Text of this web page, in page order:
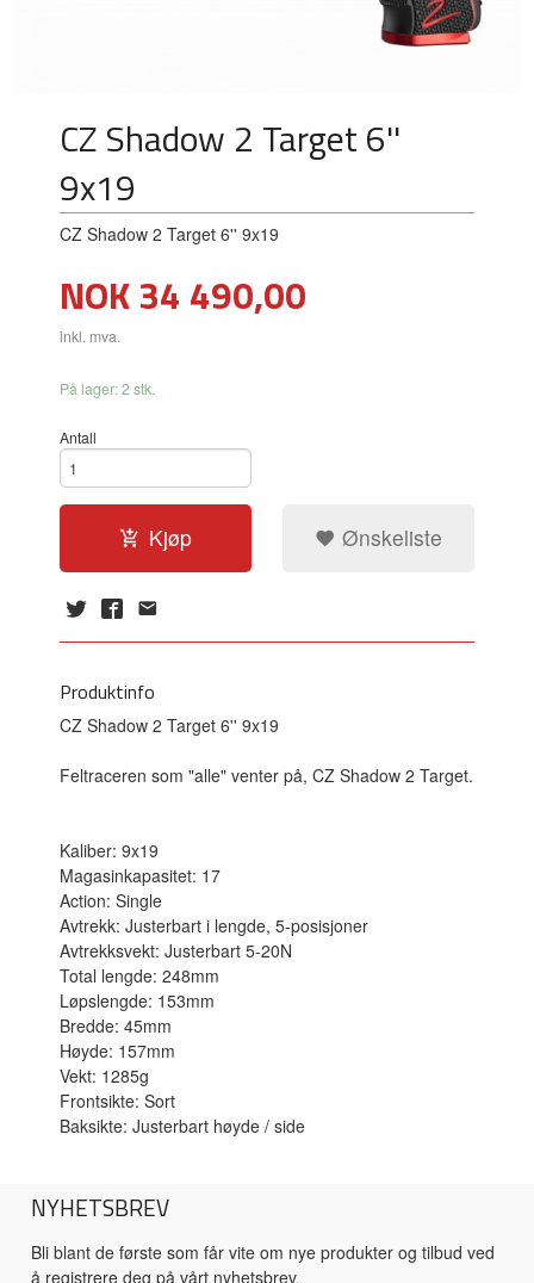
CZ Shadow 2 Target 6''
9x19
CZ Shadow 2 Target 6'' 9x19
Pris
NOK34 490,00
inkl. mva.
På lager: 2 stk.
Antall
Kjøp Ønskeliste
Produktinfo
CZ Shadow 2 Target 6'' 9x19
Feltraceren som "alle" venter på,CZ Shadow 2 Target.
Kaliber: 9x19
Magasinkapasitet: 17
Action: Single
Avtrekk: Justerbart i lengde, 5-posisjoner
Avtrekksvekt: Justerbart 5-20N
Total lengde: 248mm
Løpslengde: 153mm
Bredde: 45mm
Høyde: 157mm
Vekt: 1285g
Frontsikte: Sort
Baksikte: Justerbart høyde / side
NYHETSBREV
Bli blant de første som får vite om nye produkter og tilbud ved
å registrere deg på vårt nyhetsbrev.